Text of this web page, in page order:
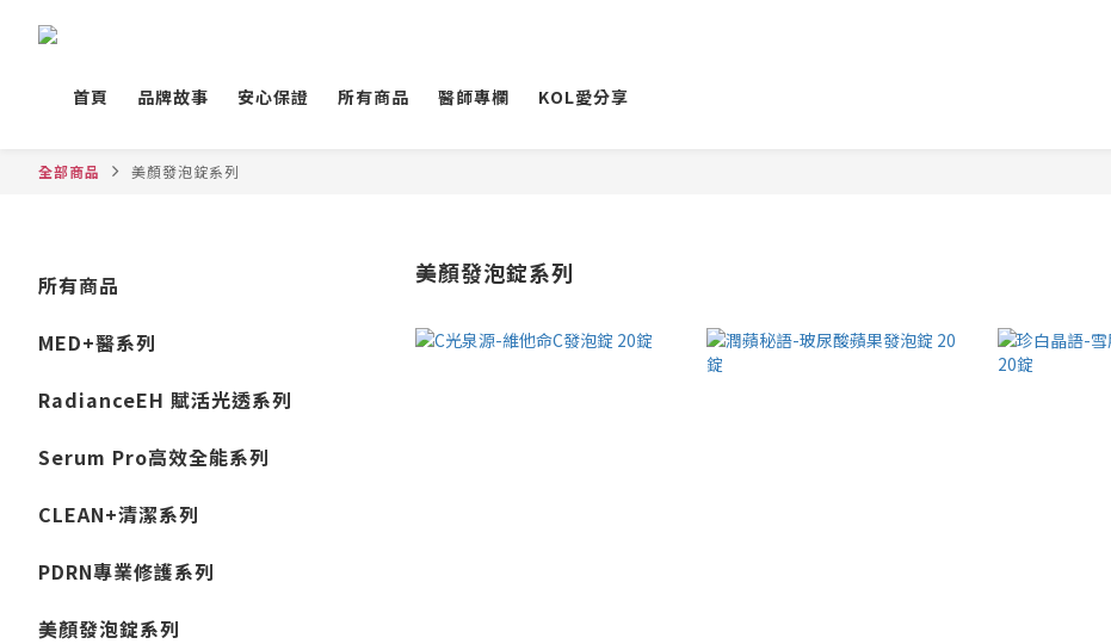
首頁 品牌故事 安心保證 所有商品 醫師專欄 KOL愛分享
全部商品 美顏發泡錠系列
所有商品
MED+醫系列
RadianceEH 賦活光透系列
Serum Pro高效全能系列
CLEAN+清潔系列
PDRN專業修護系列
美顏發泡錠系列
美顏發泡錠系列